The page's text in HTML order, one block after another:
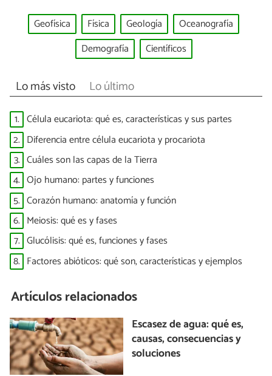
Geofísica Física Geología
Oceanografía
Demografía
Científicos
Lo más visto Lo último
1. Célula eucariota: qué es, características y sus partes
2. Diferencia entre célula eucariota y procariota
3. Cuáles son las capas de la Tierra
4. Ojo humano: partes y funciones
5. Corazón humano: anatomía y función
6. Meiosis: qué es y fases
7. Glucólisis: qué es, funciones y fases
8. Factores abióticos: qué son, características y ejemplos
Artículos relacionados
Escasez de agua: qué es,
causas, consecuencias y
soluciones